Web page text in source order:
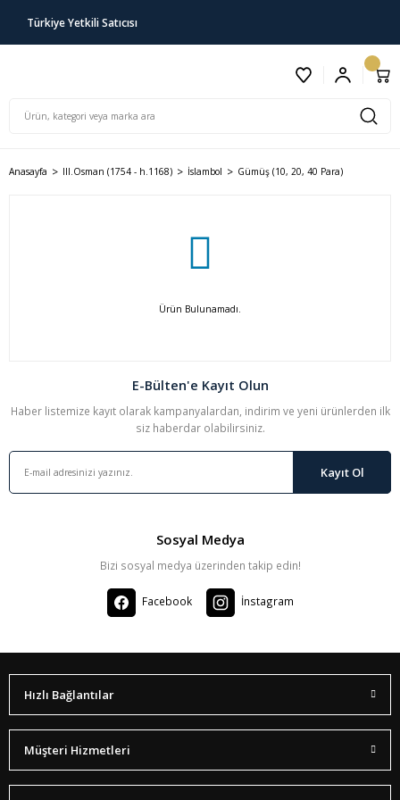
Türkiye Yetkili Satıcısı
Anasayfa III.Osman (1754 - h.1168) İslambol Gümüş (10, 20, 40 Para)
Ürün Bulunamadı.
E-Bülten'e Kayıt Olun
Haber listemize kayıt olarak kampanyalardan, indirim ve yeni ürünlerden ilk
siz haberdar olabilirsiniz.
Kayıt Ol
Sosyal Medya
Bizi sosyal medya üzerinden takip edin!
Facebook İnstagram
Hızlı Bağlantılar
Müşteri Hizmetleri